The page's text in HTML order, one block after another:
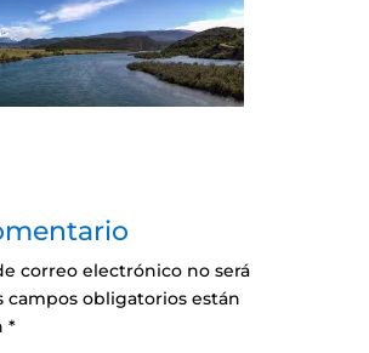
correo electrónico no será
campos obligatorios están
*